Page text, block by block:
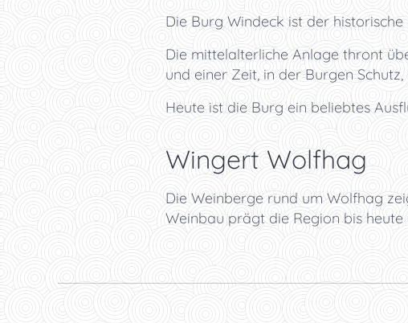
Die Burg Windeck ist der
Die mittelalterliche Anlage thront
und einer Zeit, in der Burgen
Heute ist die Burg ein beliebtes
Wingert Wolfhag
Die Weinberge rund um Wolfhag
Weinbau prägt die Region bis